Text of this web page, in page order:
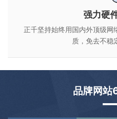
强力硬
正千坚持始终用国内外顶级网
质，免去不稳
品牌网站